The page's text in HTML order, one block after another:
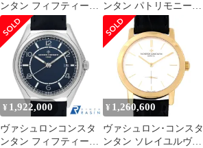
ンタン フィフティーシ
ックス オートマティッ
ク 4600E/000A-B442 中
古 メンズ
ンタン パトリモニー・
マニュアルワインディ
ング 81180/000R-B518
中古 メンズ
¥ 1,922,000
ヴァシュロンコンスタ
ンタン フィフティーシ
¥ 1,260,600
ヴァシュロン･コンスタ
ンタン ソレイユルヴァ